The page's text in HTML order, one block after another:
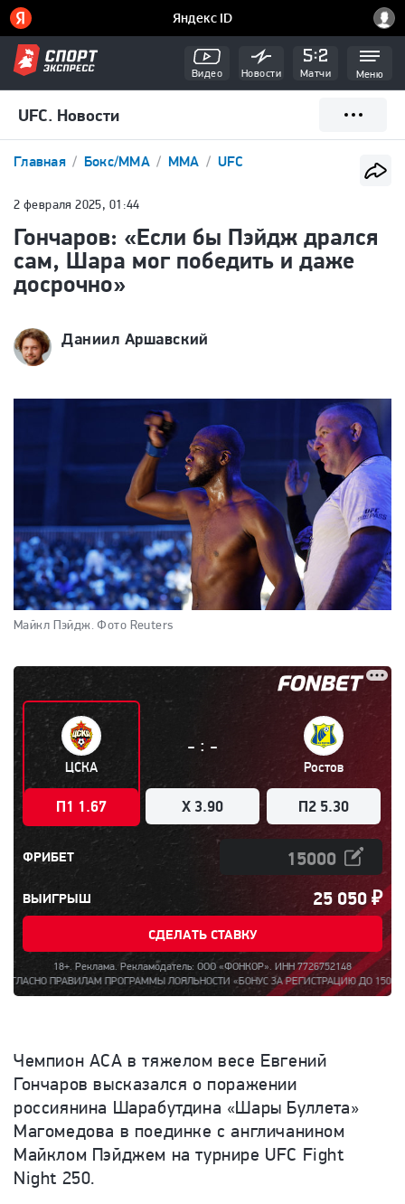
Видео Новости Матчи Меню
UFC. Новости
Главная Бокс/ММА ММА UFC
2 февраля 2025, 01:44
Гончаров: «Если бы Пэйдж дрался
сам, Шара мог победить и даже
досрочно»
Даниил Аршавский
Майкл Пэйдж. Фото Reuters
ЦСКА
П1 1.67
- : -
X 3.90
Ростов
П2 5.30
ФРИБЕТ
ВЫИГРЫШ 25 050₽
СДЕЛАТЬ СТАВКУ
18+. Реклама. Рекламодатель: ООО «ФОНКОР». ИНН 7726752148
ПРАВИЛАМ ПРОГРАММЫ ЛОЯЛЬНОСТИ «БОНУС ЗА РЕГИСТРАЦИЮ ДО 15000».
Чемпион АСА в тяжелом весе Евгений
Гончаров высказался о поражении
россиянина Шарабутдина «Шары Буллета»
Магомедова в поединке с англичанином
Майклом Пэйджем на турнире UFC Fight
Night 250.